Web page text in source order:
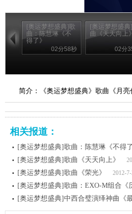
[奥运梦想盛典]歌
曲：陈慧琳《不
得了》
02分58秒
[奥运梦想盛典
曲《天天向上》
02分
简介：《奥运梦想盛典》歌曲《月亮
相关报道：
[奥运梦想盛典]歌曲：陈慧琳《不得了
[奥运梦想盛典]歌曲《天天向上》
[奥运梦想盛典]歌曲《荣光》 2012-
[奥运梦想盛典]歌曲：EXO-M组合《
[奥运梦想盛典]中西合璧演绎神曲《